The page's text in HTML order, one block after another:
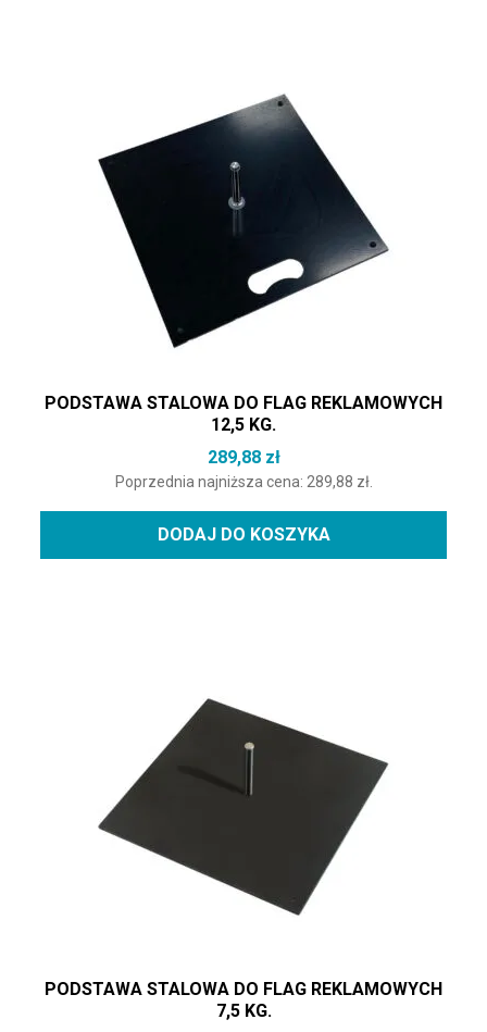
PODSTAWA STALOWA DO FLAG REKLAMOWYCH
12,5 KG.
289,88 zł
Poprzednia najniższa cena: 289,88 zł.
DODAJ DO KOSZYKA
PODSTAWA STALOWA DO FLAG REKLAMOWYCH
7,5 KG.